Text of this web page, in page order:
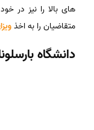
های بالا را نیز در
متقاضیان را به اخذ
دانشگاه